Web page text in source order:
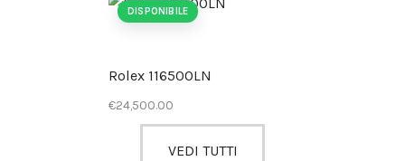
DISPONIBILE
Rolex 116500LN
€24,500.00
VEDI TUTTI